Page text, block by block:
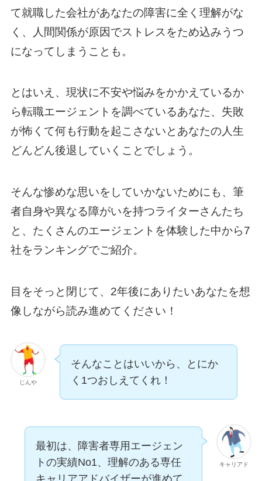
て就職した会社があなたの障害に全く理解がな
く、人間関係が原因でストレスをため込みうつ
になってしまうことも。
とはいえ、現状に不安や悩みをかかえているか
ら転職エージェントを調べているあなた、失敗
が怖くて何も行動を起こさないとあなたの人生
どんどん後退していくことでしょう。
そんな惨めな思いをしていかないためにも、筆
者自身や異なる障がいを持つライターさんたち
と、たくさんのエージェントを体験した中から7
社をランキングでご紹介。
目をそっと閉じて、2年後にありたいあなたを想
像しながら読み進めてください！
じんや
そんなことはいいから、とにか
く1つおしえてくれ！
キャリアド
最初は、障害者専用エージェン
トの実績No1、理解のある専任
キャリアアドバイザーが進めて